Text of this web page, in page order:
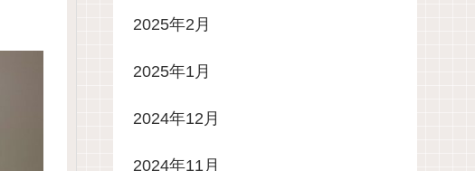
2025年2月
2025年1月
2024年12月
2024年11月